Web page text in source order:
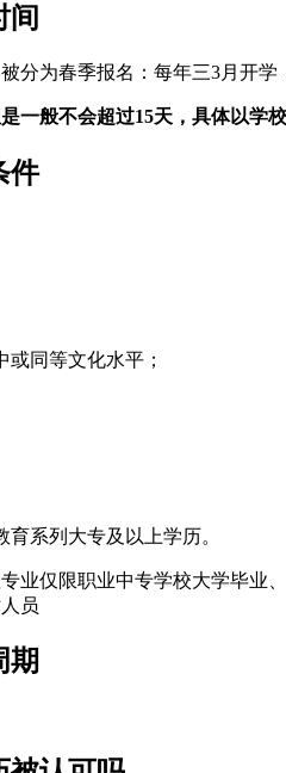
间
分为春季报名：每年三3月开
一般不会超过15天，具体以学校
件
同等文化水平；
系列大专及以上学历。
业仅限职业中专学校大学毕业
员
期